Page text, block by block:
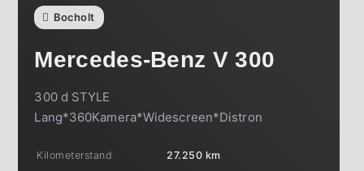
Bocholt
Mercedes-Benz V 300
300 d STYLE
Lang*360Kamera*Widescreen*Distron
Kilometerstand
27.250 km